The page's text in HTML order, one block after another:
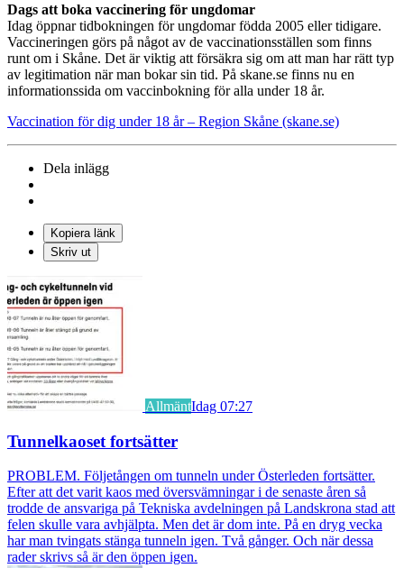
Dags att boka vaccinering för ungdomar
Idag öppnar tidbokningen för ungdomar födda 2005 eller tidigare.
Vaccineringen görs på något av de vaccinationsställen som finns
runt om i Skåne. Det är viktig att försäkra sig om att man har rätt typ
av legitimation när man bokar sin tid. På skane.se finns nu en
informationssida om vaccinbokning för alla under 18 år.
Vaccination för dig under 18 år – Region Skåne (skane.se)
Dela inlägg
Kopiera länk
Skriv ut
AllmäntIdag 07:27
Tunnelkaoset fortsätter
PROBLEM. Följetången om tunneln under Österleden fortsätter.
Efter att det varit kaos med översvämningar i de senaste åren så
trodde de ansvariga på Tekniska avdelningen på Landskrona stad att
felen skulle vara avhjälpta. Men det är dom inte. På en dryg vecka
har man tvingats stänga tunneln igen. Två gånger. Och när dessa
rader skrivs så är den öppen igen.